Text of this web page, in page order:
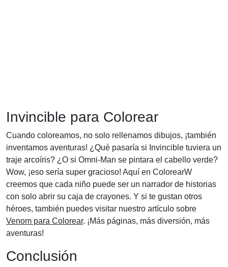
Invincible para Colorear
Cuando coloreamos, no solo rellenamos dibujos, ¡también
inventamos aventuras! ¿Qué pasaría si Invincible tuviera un
traje arcoíris? ¿O si Omni-Man se pintara el cabello verde?
Wow, ¡eso sería super gracioso! Aquí en ColorearW
creemos que cada niño puede ser un narrador de historias
con solo abrir su caja de crayones. Y si te gustan otros
héroes, también puedes visitar nuestro artículo sobre
Venom para Colorear. ¡Más páginas, más diversión, más
aventuras!
Conclusión